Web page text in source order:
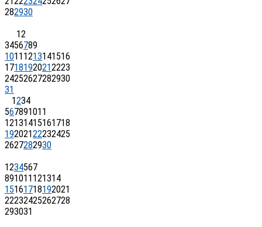
282930
12
3456789
10111213141516
17181920212223
24252627282930
31
1234
567891011
12131415161718
19202122232425
2627282930
1234567
891011121314
15161718192021
22232425262728
293031